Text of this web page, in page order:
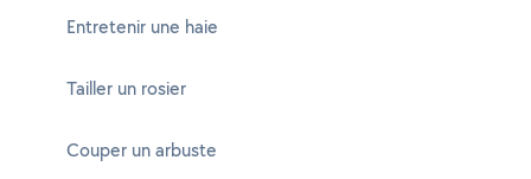
Entretenir une haie
Tailler un rosier
Couper un arbuste